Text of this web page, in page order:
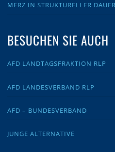
MERZ IN STRUKTURELLER
BESUCHEN SIE AUCH
AFD LANDTAGSFRAKTION RLP
AFD LANDESVERBAND RLP
AFD – BUNDESVERBAND
JUNGE ALTERNATIVE